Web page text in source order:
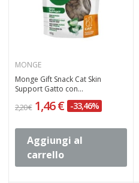
MONGE
Monge Gift Snack Cat Skin
Support Gatto con...
2,20 € 1,46 € -33,46%
Aggiungi al
carrello